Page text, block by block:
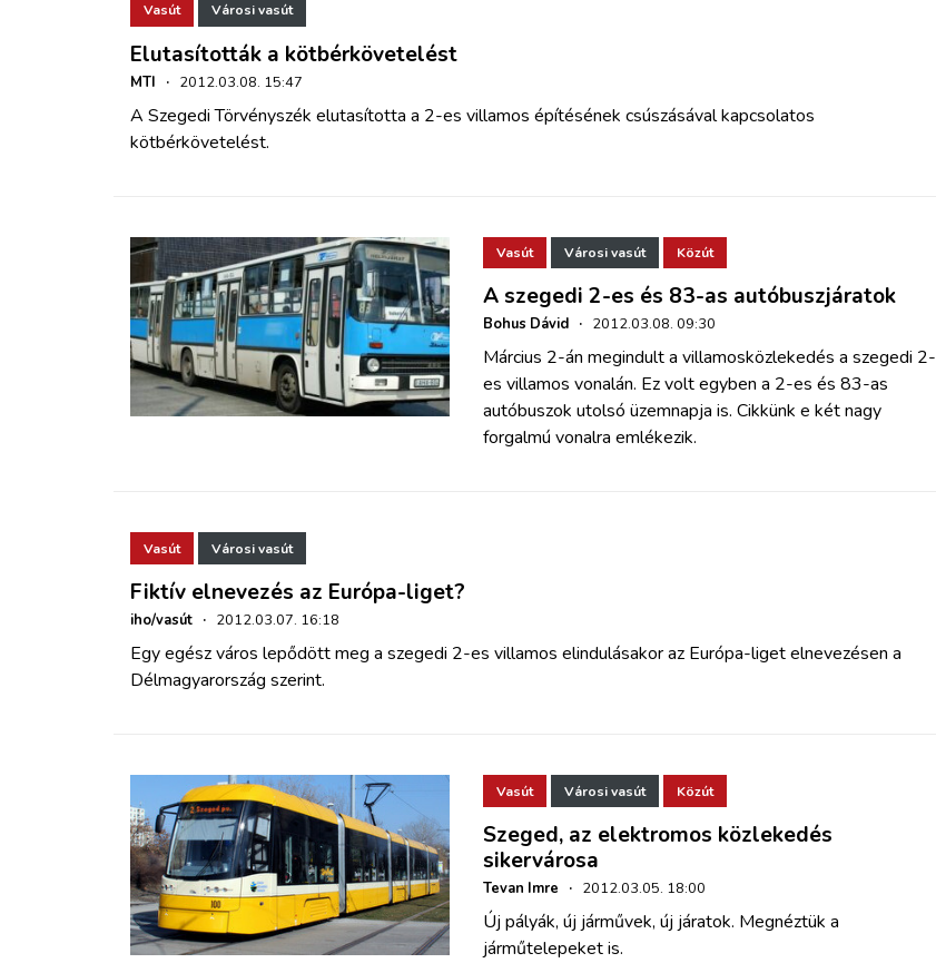
Vasút Városi vasút
Elutasították a kötbérkövetelést
MTI · 2012.03.08. 15:47
A Szegedi Törvényszék elutasította a 2-es villamos építésének csúszásával kapcsolatos
kötbérkövetelést.
Vasút Városi vasút Közút
A szegedi 2-es és 83-as autóbuszjáratok
Bohus Dávid · 2012.03.08. 09:30
Március 2-án megindult a villamosközlekedés a szegedi 2-
es villamos vonalán. Ez volt egyben a 2-es és 83-as
autóbuszok utolsó üzemnapja is. Cikkünk e két nagy
forgalmú vonalra emlékezik.
Vasút Városi vasút
Fiktív elnevezés az Európa-liget?
iho/vasút · 2012.03.07. 16:18
Egy egész város lepődött meg a szegedi 2-es villamos elindulásakor az Európa-liget elnevezésen a
Délmagyarország szerint.
Vasút Városi vasút Közút
Szeged, az elektromos közlekedés
sikervárosa
Tevan Imre · 2012.03.05. 18:00
Új pályák, új járművek, új járatok. Megnéztük a
járműtelepeket is.